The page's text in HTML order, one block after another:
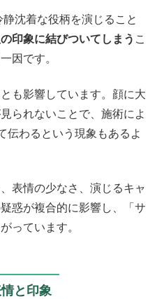
沈着な役柄を演じること
印象に結びついてしまう こ
因です。
も影響しています。顔に大
られないことで、施術によ
伝わるという現象もあるよ
表情の少なさ、演じるキャ
惑が複合的に影響し、「サ
っています。
と印象